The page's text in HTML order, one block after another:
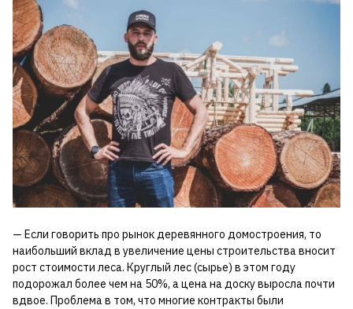
— Если говорить про рынок деревянного домостроения, то
наибольший вклад в увеличение цены строительства вносит
рост стоимости леса. Круглый лес (сырье) в этом году
подорожал более чем на 50%, а цена на доску выросла почти
вдвое. Проблема в том, что многие контракты были